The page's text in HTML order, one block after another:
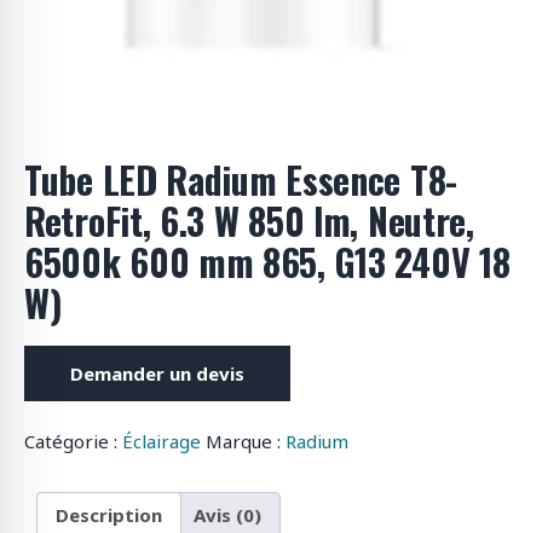
Tube LED Radium Essence T8-
RetroFit, 6.3 W 850 lm, Neutre,
6500k 600 mm 865, G13 240V 18
W)
Demander un devis
Catégorie : Éclairage Marque : Radium
Description Avis (0)